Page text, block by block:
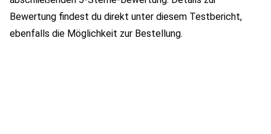
Bewertung findest du direkt unter diesem Testbericht,
ebenfalls die Möglichkeit zur Bestellung.